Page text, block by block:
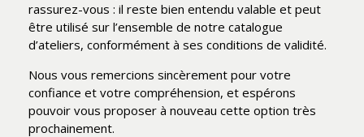
rassurez-vous : il reste bien entendu valable et peut
être utilisé sur l’ensemble de notre catalogue
d’ateliers, conformément à ses conditions de validité.
Nous vous remercions sincèrement pour votre
confiance et votre compréhension, et espérons
pouvoir vous proposer à nouveau cette option très
prochainement.